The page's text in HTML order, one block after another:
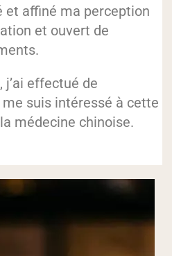
et affiné ma perception
et ouvert de
effectué de
suis intéressé à cette
médecine chinoise.